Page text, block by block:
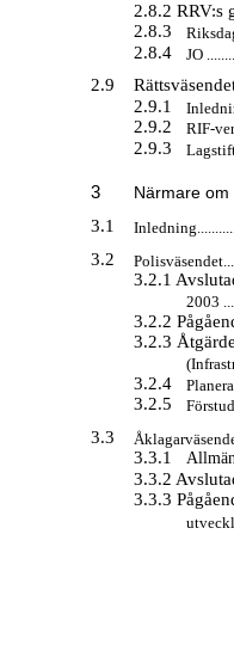
2.8.2 RRV:s
2.8.3
2.8.4 JO
2.9
2.9.1
2.9.2 RIF-
2.9.3
3
Närmare
3.1
3.2
3.2.1
2003
3.2.2
3.2.3
3.2.4
3.2.5
3.3
3.3.1
3.3.2
3.3.3